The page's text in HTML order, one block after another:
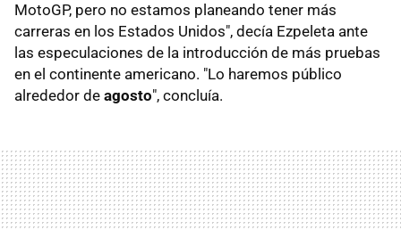
MotoGP, pero no estamos planeando tener más
carreras en los Estados Unidos", decía Ezpeleta ante
las especulaciones de la introducción de más pruebas
en el continente americano. "Lo haremos público
alrededor de agosto", concluía.